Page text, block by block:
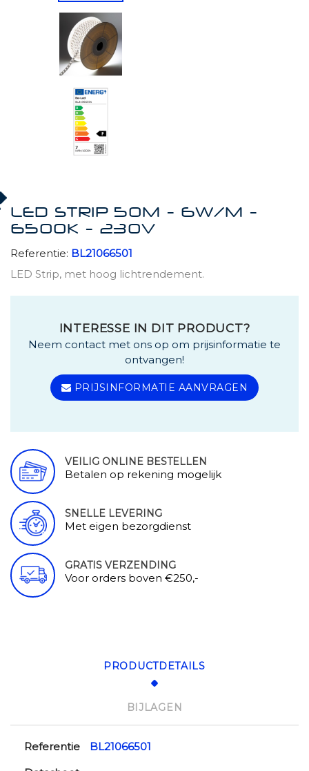
LED STRIP 50M - 6W/M -
6500K - 230V
Referentie: BL21066501
LED Strip, met hoog lichtrendement.
INTERESSE IN DIT PRODUCT?
Neem contact met ons op om prijsinformatie te
ontvangen!
PRIJSINFORMATIE AANVRAGEN
VEILIG ONLINE BESTELLEN
Betalen op rekening mogelijk
SNELLE LEVERING
Met eigen bezorgdienst
GRATIS VERZENDING
Voor orders boven €250,-
PRODUCTDETAILS
BIJLAGEN
Referentie
BL21066501